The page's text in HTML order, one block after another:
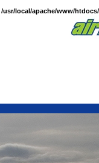
/usr/local/apache/www/